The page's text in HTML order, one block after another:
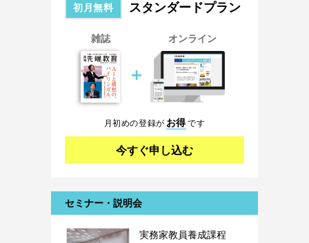
初月無料 スタンダードプラン
雑誌
＋
オンライン
月初めの登録が お得です
今すぐ申し込む
セミナー・説明会
実務家教員養成課程